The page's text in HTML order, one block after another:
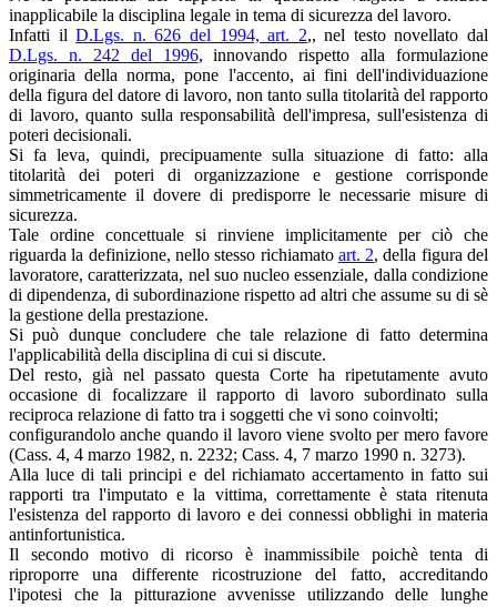
inapplicabile la disciplina legale in tema di sicurezza del lavoro.
Infatti ilD.Lgs. n. 626 del 1994, art. 2,, nel testo novellato dal
D.Lgs. n. 242 del 1996, innovando rispetto alla formulazione
originaria della norma, pone l'accento, ai fini dell'individuazione
della figura del datore di lavoro, non tanto sulla titolarità del rapporto
di lavoro, quanto sulla responsabilità dell'impresa, sull'esistenza di
poteri decisionali.
Si fa leva, quindi, precipuamente sulla situazione di fatto: alla
titolarità dei poteri di organizzazione e gestione corrisponde
simmetricamente il dovere di predisporre le necessarie misure di
sicurezza.
Tale ordine concettuale si rinviene implicitamente per ciò che
riguarda la definizione, nello stesso richiamato art. 2, della figura del
lavoratore, caratterizzata, nel suo nucleo essenziale, dalla condizione
di dipendenza, di subordinazione rispetto ad altri che assume su di sè
la gestione della prestazione.
Si può dunque concludere che tale relazione di fatto determina
l'applicabilità della disciplina di cui si discute.
Del resto, già nel passato questa Corte ha ripetutamente avuto
occasione di focalizzare il rapporto di lavoro subordinato sulla
reciproca relazione di fatto tra i soggetti che vi sono coinvolti;
configurandolo anche quando il lavoro viene svolto per mero favore
(Cass. 4, 4 marzo 1982, n. 2232; Cass. 4, 7 marzo 1990 n. 3273).
Alla luce di tali principi e del richiamato accertamento in fatto sui
rapporti tra l'imputato e la vittima, correttamente è stata ritenuta
l'esistenza del rapporto di lavoro e dei connessi obblighi in materia
antinfortunistica.
Il secondo motivo di ricorso è inammissibile poichè tenta di
riproporre una differente ricostruzione del fatto, accreditando
l'ipotesi che la pitturazione avvenisse utilizzando delle lunghe